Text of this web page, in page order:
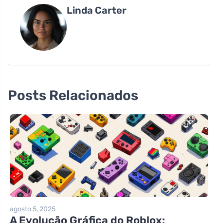
Linda Carter
Posts Relacionados
agosto 5, 2025
A Evolução Gráfica do Roblox: